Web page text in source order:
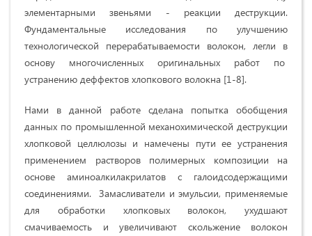
элементарными звеньями - реакции деструкции.
Фундаментальные исследования по улучшению
технологической перерабатываемости волокон, легли в
основу многочисленных оригинальных работ по
устранению деффектов хлопкового волокна [1-8].
Нами в данной работе сделана попытка обобщения
данных по промышленной механохимической деструкции
хлопковой целлюлозы и намечены пути ее устранения
применением растворов полимерных композиции на
основе аминоалкилакрилатов с галоидсодержащими
соединениями. Замасливатели и эмульсии, применяемые
для обработки хлопковых волокон, ухудшают
смачиваемость и увеличивают скольжение волокон